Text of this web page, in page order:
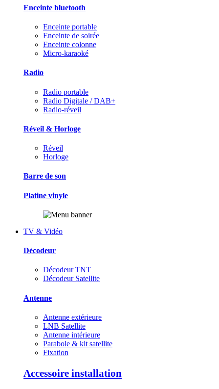
Enceinte bluetooth
Enceinte portable
Enceinte de soirée
Enceinte colonne
Micro-karaoké
Radio
Radio portable
Radio Digitale / DAB+
Radio-réveil
Réveil & Horloge
Réveil
Horloge
Barre de son
Platine vinyle
TV & Vidéo
Décodeur
Décodeur TNT
Décodeur Satellite
Antenne
Antenne extérieure
LNB Satellite
Antenne intérieure
Parabole & kit satellite
Fixation
Accessoire installation